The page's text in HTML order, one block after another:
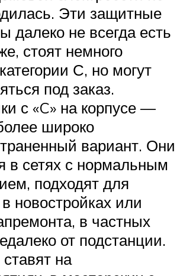
Эти защитные
далеко не всегда есть
стоят немного
С, но могут
под заказ.
с «C» на корпусе —
широко
вариант. Они
в сетях с нормальным
подходят для
новостройках или
в частных
от подстанции.
на